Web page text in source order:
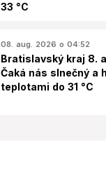
33 °C
08. aug. 2026 o 04:52
Bratislavský kraj 8.
Čaká nás slnečný a
teplotami do 31 °C